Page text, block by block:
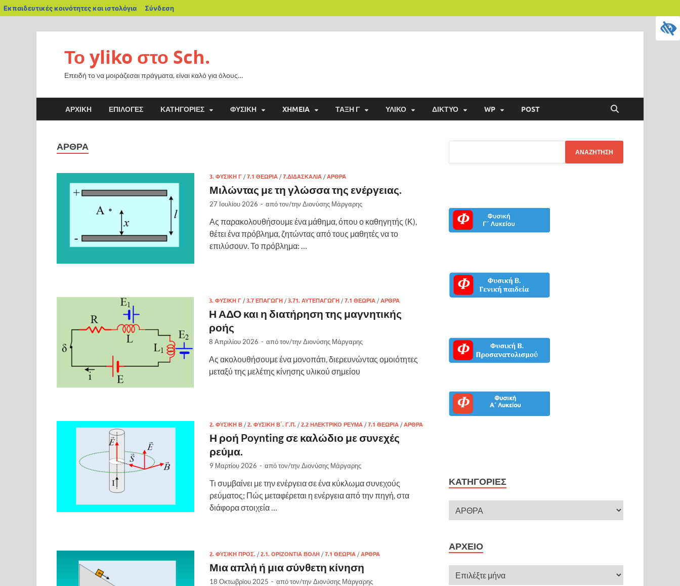
Εκπαιδευτικές κοινότητες και ιστολόγια Σύνδεση
Το yliko στο Sch.
Επειδή το να μοιράζεσαι πράγματα, είναι καλό για όλους…
ΑΡΧΙΚΗ ΕΠΙΛΟΓΈΣ ΚΑΤΗΓΟΡΊΕΣ ΦΥΣΙΚΉ XHMEIA ΤΑΞΗ Γ ΥΛΙΚΌ ΔΊΚΤΥΟ WP POST
ΑΡΘΡΑ
3. ΦΥΣΙΚΗ Γ /7.1 ΘΕΩΡΊΑ /7.ΔΙΔΑΣΚΑΛΊΑ /ΑΡΘΡΑ
Μιλώντας με τη γλώσσα της ενέργειας.
27 Ιουλίου 2026 - από τον/την Διονύσης Μάργαρης
Ας παρακολουθήσουμε ένα μάθημα, όπου ο καθηγητής (Κ),
θέτει ένα πρόβλημα, ζητώντας από τους μαθητές να το
επιλύσουν. Το πρόβλημα: …
3. ΦΥΣΙΚΗ Γ /3.7 ΕΠΑΓΩΓΗ /3.71. ΑΥΤΕΠΑΓΩΓΉ /7.1 ΘΕΩΡΊΑ /ΑΡΘΡΑ
Η ΑΔΟ και η διατήρηση της μαγνητικής
ροής
8 Απριλίου 2026 - από τον/την Διονύσης Μάργαρης
Ας ακολουθήσουμε ένα μονοπάτι, διερευνώντας ομοιότητες
μεταξύ της μελέτης κίνησης υλικού σημείου
2. ΦΥΣΙΚΗ Β /2. ΦΥΣΙΚΗ Β΄. Γ.Π. /2.2 ΗΛΕΚΤΡΙΚΟ ΡΕΥΜΑ /7.1 ΘΕΩΡΊΑ /ΑΡΘΡΑ
Η ροή Poynting σε καλώδιο με συνεχές
ρεύμα.
9 Μαρτίου 2026 - από τον/την Διονύσης Μάργαρης
Τι συμβαίνει με την ενέργεια σε ένα κύκλωμα συνεχούς
ρεύματος; Πώς μεταφέρεται η ενέργεια από την πηγή, στα
διάφορα στοιχεία …
2. ΦΥΣΙΚΗ ΠΡΟΣ. /2.1. ΟΡΙΖΟΝΤΙΑ ΒΟΛΗ /7.1 ΘΕΩΡΊΑ /ΑΡΘΡΑ
Μια απλή ή μια σύνθετη κίνηση
18 Οκτωβρίου 2025 - από τον/την Διονύσης Μάργαρης
ΚΑΤΗΓΟΡΊΕΣ
ΑΡΧΕΊΟ